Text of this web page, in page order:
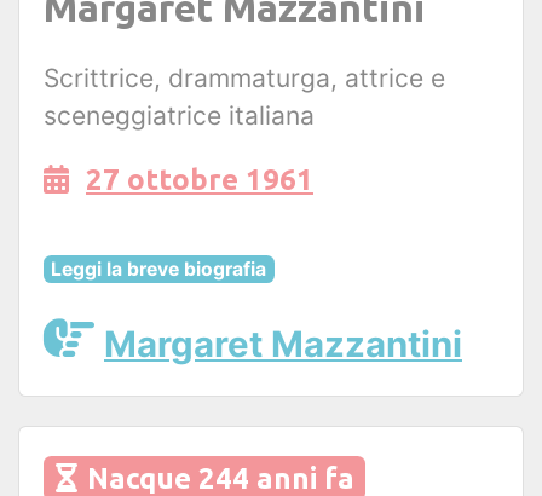
Scrittrice, drammaturga, attrice e
sceneggiatrice italiana
27 ottobre 1961
Leggi la breve biografia
Margaret Mazzantini
Nacque 244 anni fa